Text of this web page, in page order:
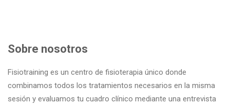
Sobre nosotros
Fisiotraining es un centro de fisioterapia único donde
combinamos todos los tratamientos necesarios en la misma
sesión y evaluamos tu cuadro clínico mediante una entrevista